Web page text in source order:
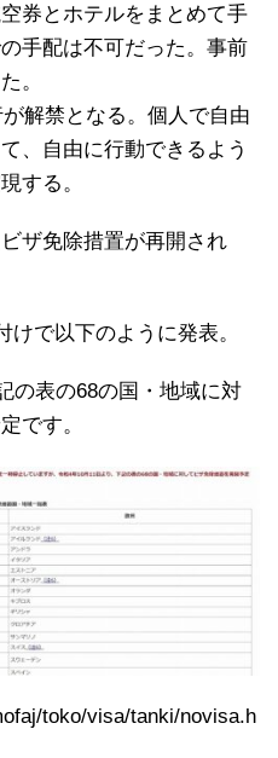
券とホテルをまとめて手
手配は不可だった。事前
。
解禁となる。個人で自由
、自由に行動できるよう
する。
ザ免除措置が再開され
で以下のように発表。
の表の68の国・地域に対
です。
toko/visa/tanki/novisa.h